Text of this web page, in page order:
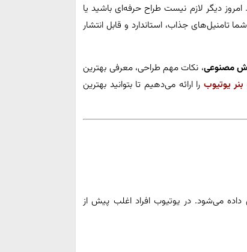
دیگر لازم نیست طراح حرفه‌ای باشید یا
تامنیل‌های جذاب، استاندارد و قابل انتشار
مصنوعی، نکات مهم طراحی، معرفی بهترین
بنر یوتیوب را ارائه می‌دهیم تا بتوانید بهترین
می‌شود. در یوتیوب افراد اغلب پیش از